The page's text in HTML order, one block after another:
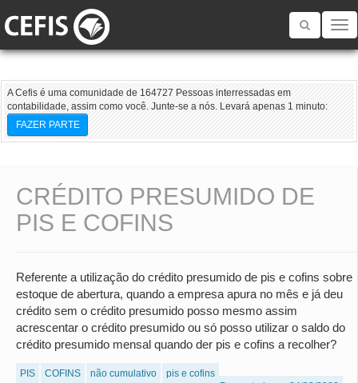
Toggle
A Cefis é uma comunidade de 164727 Pessoas interressadas em
contabilidade, assim como você. Junte-se a nós. Levará apenas 1 minuto:
FAZER PARTE
CRÉDITO PRESUMIDO DE
PIS E COFINS
Referente a utilização do crédito presumido de pis e cofins sobre
estoque de abertura, quando a empresa apura no mês e já deu
crédito sem o crédito presumido posso mesmo assim
acrescentar o crédito presumido ou só posso utilizar o saldo do
crédito presumido mensal quando der pis e cofins a recolher?
PIS COFINS não cumulativo
pis e cofins